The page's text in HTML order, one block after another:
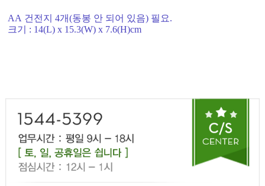
AA 건전지 4개(동봉 안 되어 있음) 필요.
크기
: 14(L) x 15.3(W) x 7.6(H)cm